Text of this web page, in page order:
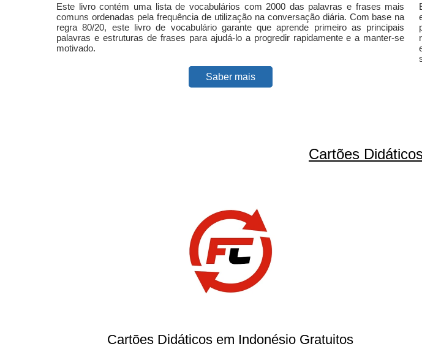
Este livro contém uma lista de vocabulários com 2000 das palavras e frases mais
comuns ordenadas pela frequência de utilização na conversação diária. Com base na
regra 80/20, este livro de vocabulário garante que aprende primeiro as principais
palavras e estruturas de frases para ajudá-lo a progredir rapidamente e a manter-se
motivado.
Saber mais
Cartões
Cartões Didáticos em Indonésio Gratuitos